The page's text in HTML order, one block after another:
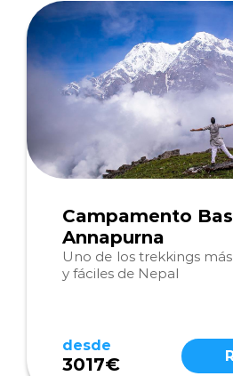
Campamento
Annapurna
Uno de los trekkings
y fáciles de Nepal
desde
3017€